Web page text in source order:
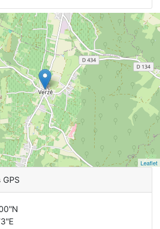
Leaflet